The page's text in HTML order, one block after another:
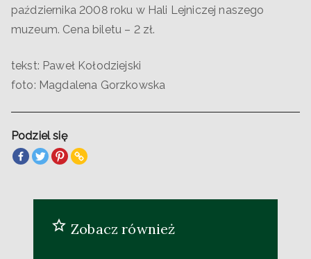
października 2008 roku w Hali Lejniczej naszego
muzeum. Cena biletu – 2 zł.
tekst: Paweł Kołodziejski
foto: Magdalena Gorzkowska
Podziel się
Zobacz również